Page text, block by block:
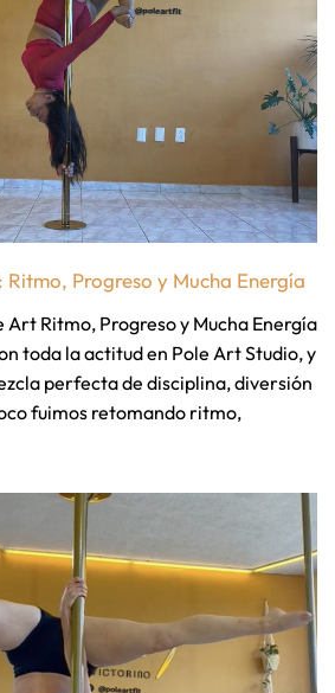
Progreso y Mucha Energía
Art Ritmo, Progreso y Mucha Energía
toda la actitud en Pole Art Studio, y
perfecta de disciplina, diversión
fuimos retomando ritmo,